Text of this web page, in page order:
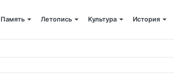
Память Летопись Культура История
Казахстана